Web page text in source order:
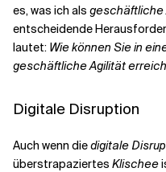
es, was ich als geschäftliche
entscheidende
lautet: Wie können Sie in
geschäftliche Agilität
Digitale Disruption
Auch wenn diedigitale
überstrapaziertes Klischee